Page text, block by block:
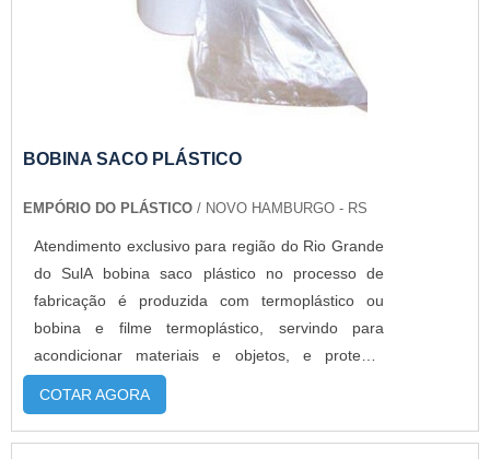
BOBINA SACO PLÁSTICO
EMPÓRIO DO PLÁSTICO / NOVO HAMBURGO - RS
Atendimento exclusivo para região do Rio Grande
do SulA bobina saco plástico no processo de
fabricação é produzida com termoplástico ou
bobina e filme termoplástico, servindo para
acondicionar materiais e objetos, e proteger
inúmeros bens de consumo, especialmente
alimentos perecíveis e não perecíveis. As bobinas
plásticas tem um formato diferenciado de carretel
COTAR AGORA